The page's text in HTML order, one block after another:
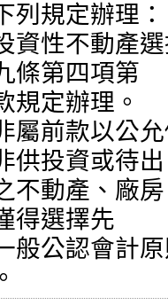
列規定辦理：
資性不動產
條第四項第
屬前款以公
供投資或待出
得選擇先